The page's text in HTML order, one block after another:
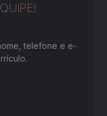
telefone e e-